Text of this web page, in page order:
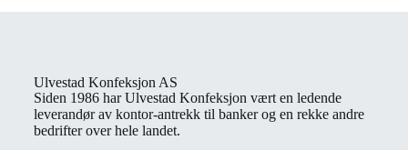
Ulvestad Konfeksjon AS
Siden 1986 har Ulvestad Konfeksjon vært en ledende
leverandør av kontor-antrekk til banker og en rekke andre
bedrifter over hele landet.